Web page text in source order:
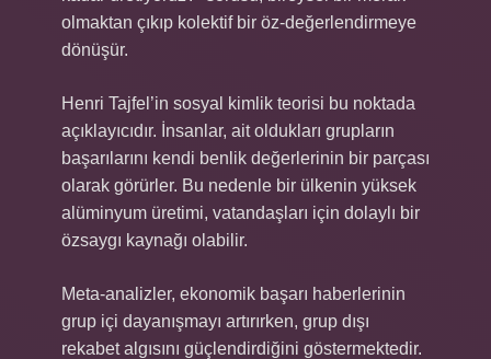
olmaktan çıkıp kolektif bir öz-değerlendirmeye
dönüşür.
Henri Tajfel’in sosyal kimlik teorisi bu noktada
açıklayıcıdır. İnsanlar, ait oldukları grupların
başarılarını kendi benlik değerlerinin bir parçası
olarak görürler. Bu nedenle bir ülkenin yüksek
alüminyum üretimi, vatandaşları için dolaylı bir
özsaygı kaynağı olabilir.
Meta-analizler, ekonomik başarı haberlerinin
grup içi dayanışmayı artırırken, grup dışı
rekabet algısını güçlendirdiğini göstermektedir.